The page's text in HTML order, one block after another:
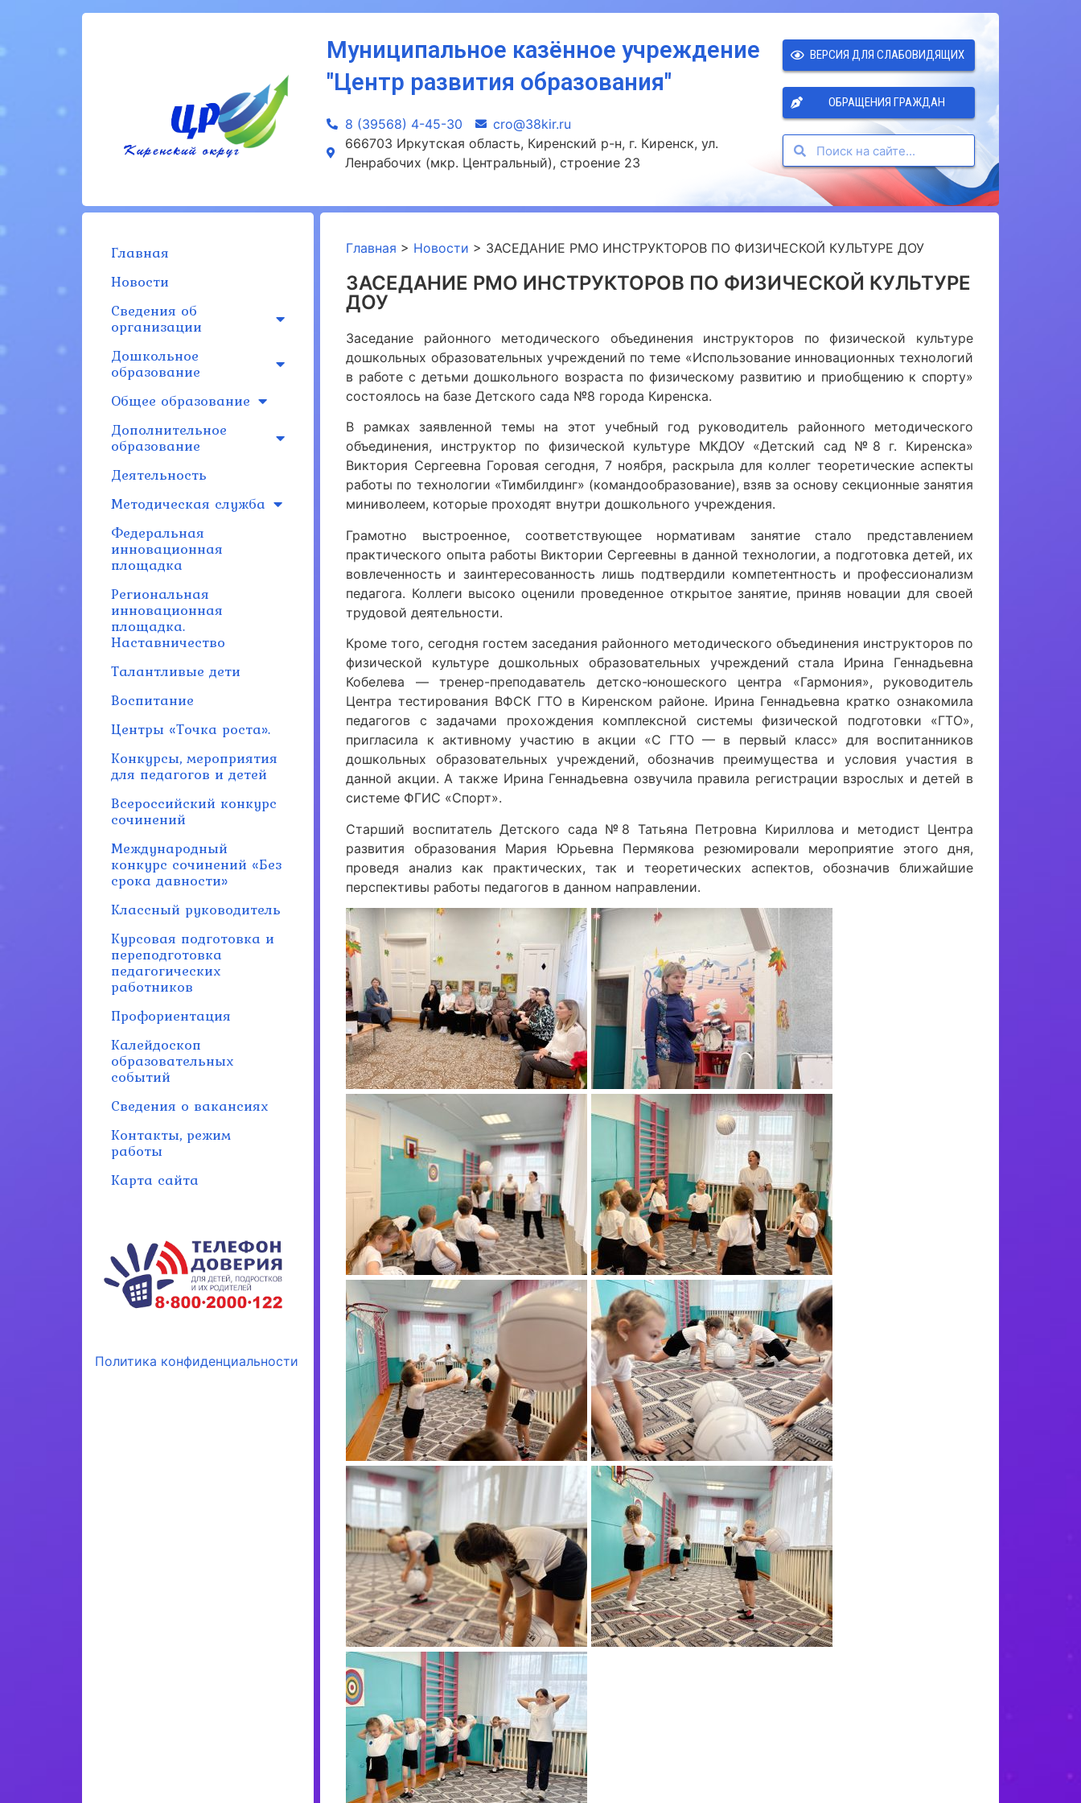
Муниципальное казённое учреждение
"Центр развития образования"
8 (39568) 4-45-30
сro@38kir.ru
666703 Иркутская область, Киренский р-н, г. Киренск, ул.
Ленрабочих (мкр. Центральный), строение 23
ВЕРСИЯ ДЛЯ СЛАБОВИДЯЩИХ
ОБРАЩЕНИЯ ГРАЖДАН
Главная
Новости
Сведения об
организации
Дошкольное
образование
Общее образование
Дополнительное
образование
Деятельность
Методическая служба
Федеральная
инновационная
площадка
Региональная
инновационная
площадка.
Наставничество
Талантливые дети
Воспитание
Центры «Точка роста».
Конкурсы, мероприятия
для педагогов и детей
Всероссийский конкурс
сочинений
Международный
конкурс сочинений «Без
срока давности»
Классный руководитель
Курсовая подготовка и
переподготовка
педагогических
работников
Профориентация
Калейдоскоп
образовательных
событий
Сведения о вакансиях
Контакты, режим
работы
Карта сайта
Политика конфиденциальности
Главная > Новости > ЗАСЕДАНИЕ РМО ИНСТРУКТОРОВ ПО ФИЗИЧЕСКОЙ КУЛЬТУРЕ ДОУ
ЗАСЕДАНИЕ РМО ИНСТРУКТОРОВ ПО ФИЗИЧЕСКОЙ КУЛЬТУРЕ
ДОУ
Заседание районного методического объединения инструкторов по физической культуре
дошкольных образовательных учреждений по теме «Использование инновационных технологий
в работе с детьми дошкольного возраста по физическому развитию и приобщению к спорту»
состоялось на базе Детского сада №8 города Киренска.
В рамках заявленной темы на этот учебный год руководитель районного методического
объединения, инструктор по физической культуре МКДОУ «Детский сад №8 г. Киренска»
Виктория Сергеевна Горовая сегодня, 7 ноября, раскрыла для коллег теоретические аспекты
работы по технологии «Тимбилдинг» (командообразование), взяв за основу секционные занятия
миниволеем, которые проходят внутри дошкольного учреждения.
Грамотно выстроенное, соответствующее нормативам занятие стало представлением
практического опыта работы Виктории Сергеевны в данной технологии, а подготовка детей, их
вовлеченность и заинтересованность лишь подтвердили компетентность и профессионализм
педагога. Коллеги высоко оценили проведенное открытое занятие, приняв новации для своей
трудовой деятельности.
Кроме того, сегодня гостем заседания районного методического объединения инструкторов по
физической культуре дошкольных образовательных учреждений стала Ирина Геннадьевна
Кобелева — тренер-преподаватель детско-юношеского центра «Гармония», руководитель
Центра тестирования ВФСК ГТО в Киренском районе. Ирина Геннадьевна кратко ознакомила
педагогов с задачами прохождения комплексной системы физической подготовки «ГТО»,
пригласила к активному участию в акции «С ГТО — в первый класс» для воспитанников
дошкольных образовательных учреждений, обозначив преимущества и условия участия в
данной акции. А также Ирина Геннадьевна озвучила правила регистрации взрослых и детей в
системе ФГИС «Спорт».
Старший воспитатель Детского сада №8 Татьяна Петровна Кириллова и методист Центра
развития образования Мария Юрьевна Пермякова резюмировали мероприятие этого дня,
проведя анализ как практических, так и теоретических аспектов, обозначив ближайшие
перспективы работы педагогов в данном направлении.